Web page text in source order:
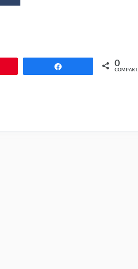
Ecocardiográfica
Compartilhar 0
COMPART.